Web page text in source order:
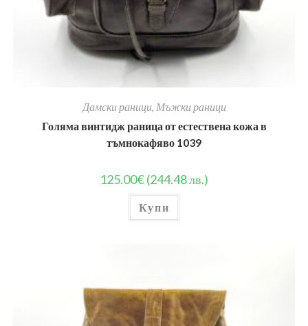
Дамски раници, Мъжки раници
Голяма винтидж раница от естествена кожа в
тъмнокафяво 1039
125.00€(244.48 лв.)
Купи